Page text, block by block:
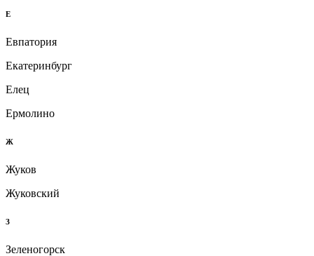
Е
Евпатория
Екатеринбург
Елец
Ермолино
Ж
Жуков
Жуковский
З
Зеленогорск